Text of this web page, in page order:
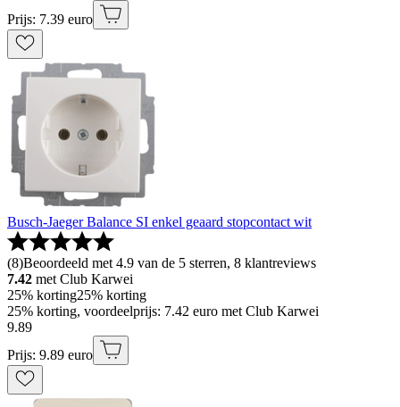
Prijs: 7.39 euro
Busch-Jaeger Balance SI enkel geaard stopcontact wit
(8)Beoordeeld met 4.9 van de 5 sterren, 8 klantreviews
7.42 met Club Karwei
25% korting25% korting
25% korting, voordeelprijs: 7.42 euro met Club Karwei
9.89
Prijs: 9.89 euro